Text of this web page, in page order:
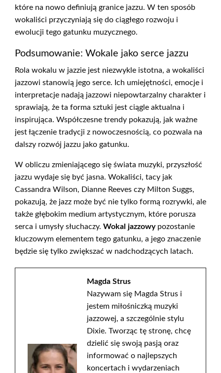
które na nowo definiują granice jazzu. W ten sposób
wokaliści przyczyniają się do ciągłego rozwoju i
ewolucji tego gatunku muzycznego.
Podsumowanie: Wokale jako serce jazzu
Rola wokalu w jazzie jest niezwykle istotna, a wokaliści
jazzowi stanowią jego serce. Ich umiejętności, emocje i
interpretacje nadają jazzowi niepowtarzalny charakter i
sprawiają, że ta forma sztuki jest ciągle aktualna i
inspirująca. Współczesne trendy pokazują, jak ważne
jest łączenie tradycji z nowoczesnością, co pozwala na
dalszy rozwój jazzu jako gatunku.
W obliczu zmieniającego się świata muzyki, przyszłość
jazzu wydaje się być jasna. Wokaliści, tacy jak
Cassandra Wilson, Dianne Reeves czy Milton Suggs,
pokazują, że jazz może być nie tylko formą rozrywki, ale
także głębokim medium artystycznym, które porusza
serca i umysły słuchaczy. Wokal jazzowypozostanie
kluczowym elementem tego gatunku, a jego znaczenie
będzie się tylko zwiększać w nadchodzących latach.
Magda Strus
Nazywam się Magda Strus i
jestem miłośniczką muzyki
jazzowej, a szczególnie stylu
Dixie. Tworząc tę stronę, chcę
dzielić się swoją pasją oraz
informować o najlepszych
koncertach i wydarzeniach